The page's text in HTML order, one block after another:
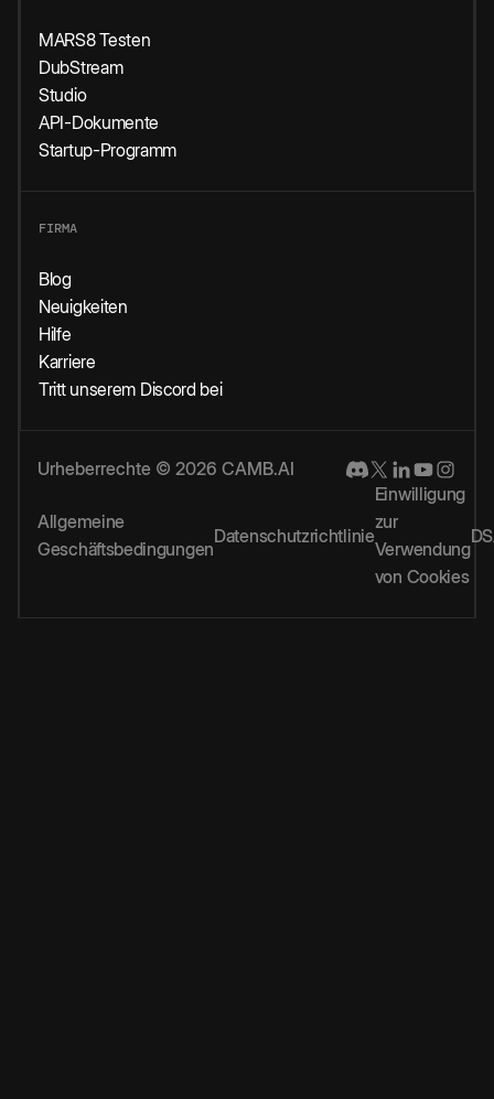
MARS8 Testen
DubStream
Studio
API-Dokumente
Startup-Programm
FIRMA
Blog
Neuigkeiten
Hilfe
Karriere
Tritt unserem Discord bei
Urheberrechte © 2026 CAMB.AI
Allgemeine
Geschäftsbedingungen
Datenschutzrichtlinie
Einwilligung
zur
Verwendung
von Cookies